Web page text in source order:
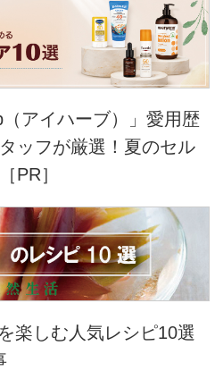
アイハーブ）」愛用歴
ッフが厳選！夏のセル
PR］
楽しむ人気レシピ10選